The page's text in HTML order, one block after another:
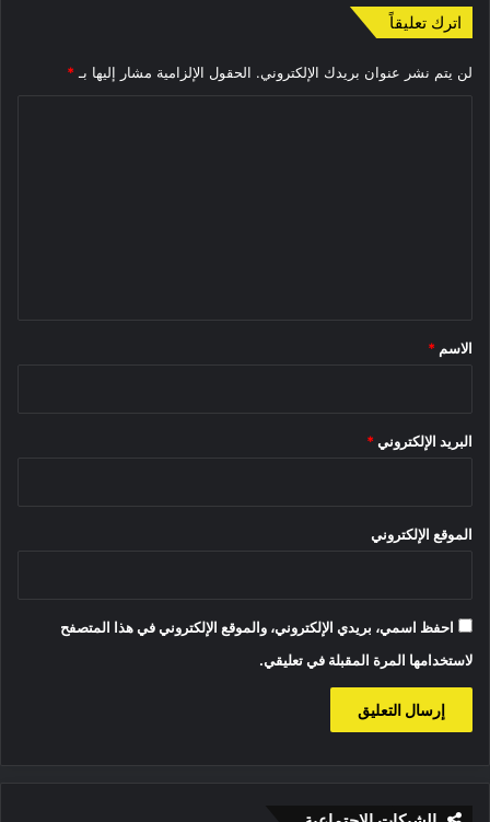
اترك تعليقاً
لن يتم نشر عنوان بريدك الإلكتروني. الحقول الإلزامية مشار إليها بـ *
*
الاسم *
البريد الإلكتروني *
الموقع الإلكتروني
احفظ اسمي، بريدي الإلكتروني، والموقع الإلكتروني في هذا المتصفح
لاستخدامها المرة المقبلة في تعليقي.